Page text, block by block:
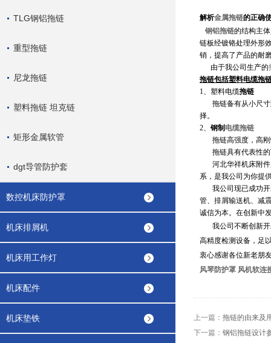
TLG钢铝拖链
重型拖链
尼龙拖链
塑料拖链 坦克链
矩形金属软管
dgt导管防护套
数控机床防护罩
机床排屑机
机床用工作灯
机床配件
机床垫铁
解析金属拖链的正确
钢铝拖链的结构主
链板经镀铬处理外形
销，提高了产品的耐
由于我公司生产的
拖链包括塑料电缆拖
1、塑料电缆拖链
拖链备有从小尺
择。
2、 钢制 电缆拖链
拖链高强度，高
拖链具有代表性的
河北华祥机床附
系，是我公司为你提
我公司现已成功
管、排屑输送机、减
诚信为本。在创新中
我公司不断创新
高精度检测设备，足
衷心感谢各位新老朋
风琴防护罩 风机软连
上一篇： 拖链的由来及
下一篇： 钢铝拖链设计